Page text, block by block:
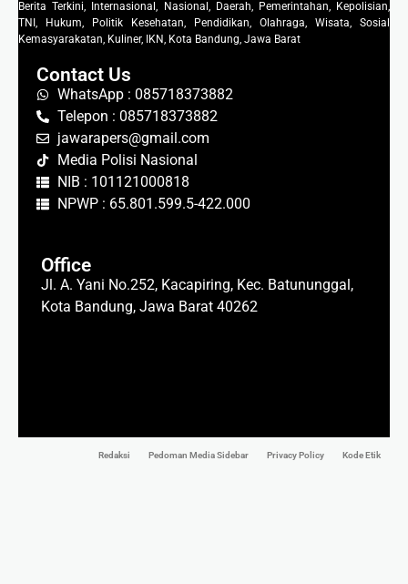
Berita Terkini, Internasional, Nasional, Daerah, Pemerintahan, Kepolisian,
TNI, Hukum, Politik Kesehatan, Pendidikan, Olahraga, Wisata, Sosial
Kemasyarakatan, Kuliner, IKN, Kota Bandung, Jawa Barat
Contact Us
WhatsApp : 085718373882
Telepon : 085718373882
jawarapers@gmail.com
Media Polisi Nasional
NIB : 101121000818
NPWP : 65.801.599.5-422.000
Office
Jl. A. Yani No.252, Kacapiring, Kec. Batununggal,
Kota Bandung, Jawa Barat 40262
Redaksi Pedoman Media Sidebar Privacy Policy Kode Etik